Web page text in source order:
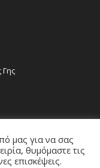
Γης
μας για να σας
θυμόμαστε τις
επισκέψεις.